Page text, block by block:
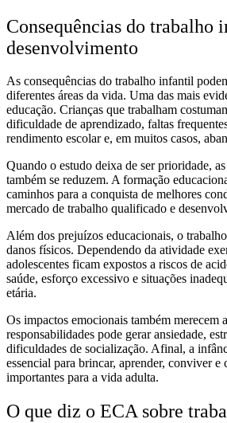
Consequências do trabalho
desenvolvimento
As consequências do trabalho infantil
diferentes áreas da vida. Uma das mais
educação. Crianças que trabalham
dificuldade de aprendizado, faltas
rendimento escolar e, em muitos casos,
Quando o estudo deixa de ser prioridade,
também se reduzem. A formação
caminhos para a conquista de melhores
mercado de trabalho qualificado e
Além dos prejuízos educacionais, o
danos físicos. Dependendo da atividade
adolescentes ficam expostos a riscos de
saúde, esforço excessivo e situações
etária.
Os impactos emocionais também merecem
responsabilidades pode gerar ansiedade,
dificuldades de socialização. Afinal, a
essencial para brincar, aprender, conviver e
importantes para a vida adulta.
O que diz o ECA sobre